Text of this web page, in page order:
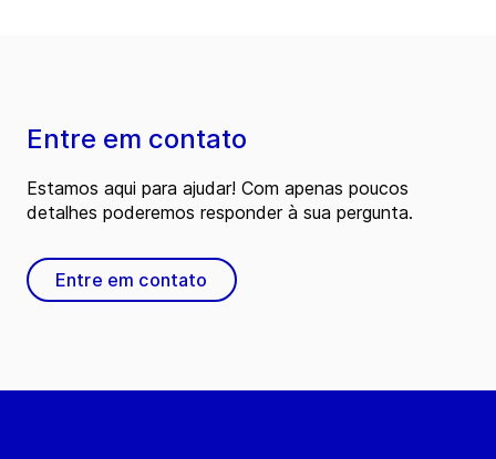
Entre em contato
Estamos aqui para ajudar! Com apenas poucos
detalhes poderemos responder à sua pergunta.
Entre em contato